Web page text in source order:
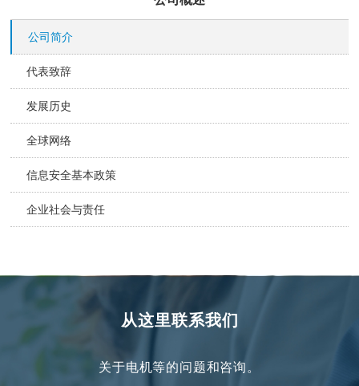
公司简介
代表致辞
发展历史
全球网络
信息安全基本政策
企业社会与责任
从这里联系我们
关于电机等的问题和咨询。